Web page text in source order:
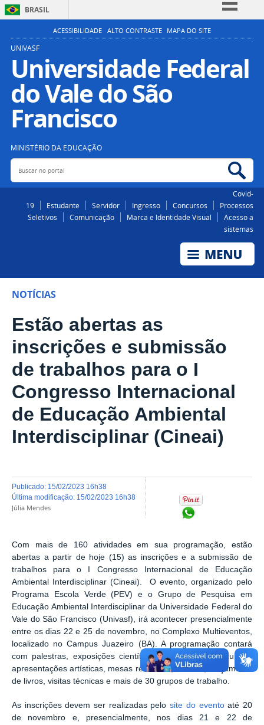
BRASIL
Simplifique!
Participe
Acesso à informação
Legislação
ACESSIBILIDADE ALTO CONTRASTE MAPA DO SITE
UNIVASF
Universidade Federal
do Vale do São
Francisco
MINISTÉRIO DA EDUCAÇÃO
Buscar no portal
Covid-
19
Estudante Servidor Ingresso Concursos
Processos
Seletivos
Comunicação Marca e Identidade Visual
Acesso a
sistemas
NOTÍCIAS
Estão abertas as
inscrições e submissão
de trabalhos para o I
Congresso Internacional
de Educação Ambiental
Interdisciplinar (Cineai)
publicado: 15/02/2023 16h38
última modificação: 15/02/2023 16h38
Júlia Mendes
Com mais de 160 atividades em sua programação, estão
abertas a partir de hoje (15) as inscrições e a submissão de
trabalhos para o I Congresso Internacional de Educação
Ambiental Interdisciplinar (Cineai). O evento, organizado pelo
Programa Escola Verde (PEV) e o Grupo de Pesquisa em
Educação Ambiental Interdisciplinar da Universidade Federal do
Vale do São Francisco (Univasf), irá acontecer presencialmente
entre os dias 22 e 25 de novembro, no Complexo Multieventos,
localizado no Campus Juazeiro (BA). A programação contará
com palestras, exposições científicas e artísticas, minicursos,
apresentações artísticas, mesas redondas, oficinas, lançamento
de livros, visitas técnicas e mais de 30 grupos de trabalho.
As inscrições devem ser realizadas pelosite do eventoaté 20
de novembro e, presencialmente, nos dias 21 e 22 de